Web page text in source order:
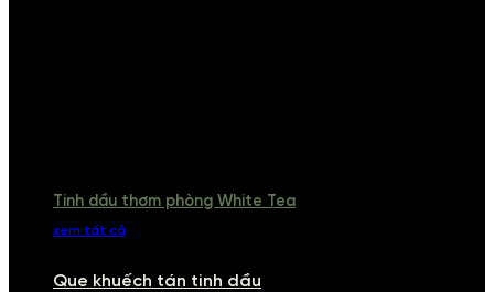
Tinh dầu thơm phòng White Tea
xem tất cả
Que khuếch tán tinh dầu